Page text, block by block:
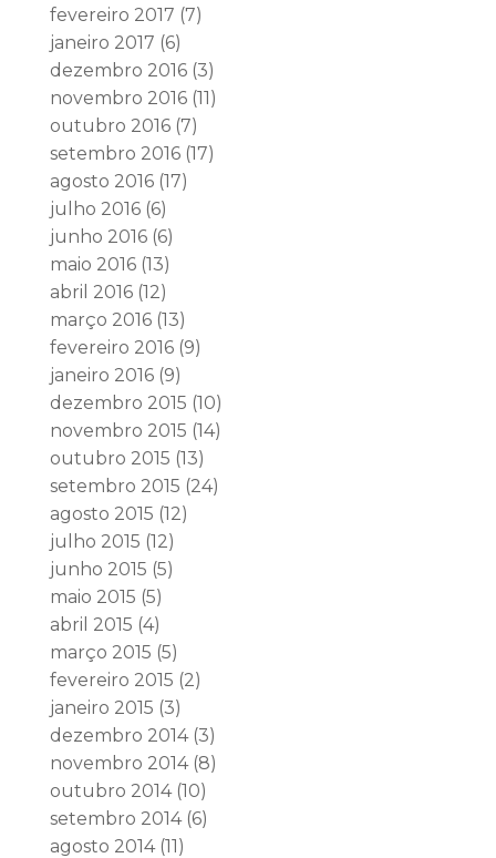
fevereiro 2017 (7)
janeiro 2017 (6)
dezembro 2016(3)
novembro 2016(11)
outubro 2016(7)
setembro 2016(17)
agosto 2016(17)
julho 2016(6)
junho 2016(6)
maio 2016(13)
abril 2016(12)
março 2016(13)
fevereiro 2016(9)
janeiro 2016(9)
dezembro 2015 (10)
novembro 2015 (14)
outubro 2015 (13)
setembro 2015 (24)
agosto 2015 (12)
julho 2015 (12)
junho 2015 (5)
maio 2015 (5)
abril 2015 (4)
março 2015 (5)
fevereiro 2015 (2)
janeiro 2015 (3)
dezembro 2014(3)
novembro 2014(8)
outubro 2014(10)
setembro 2014(6)
agosto 2014(11)